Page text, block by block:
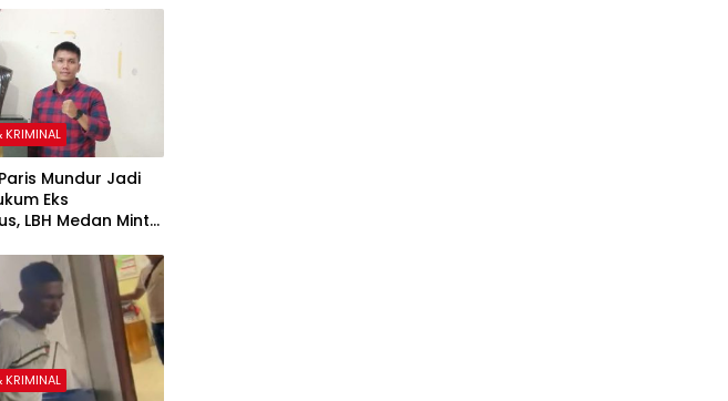
KRIMINAL
Mundur Jadi
Eks
LBH Medan Minta
KRIMINAL